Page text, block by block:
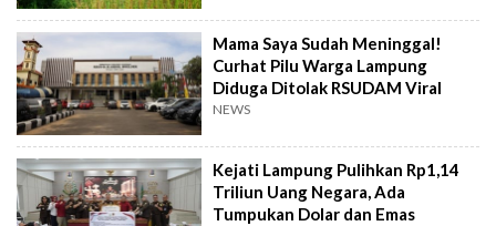
Mama Saya Sudah Meninggal!
Curhat Pilu Warga Lampung
Diduga Ditolak RSUDAM Viral
NEWS
Kejati Lampung Pulihkan Rp1,14
Triliun Uang Negara, Ada
Tumpukan Dolar dan Emas